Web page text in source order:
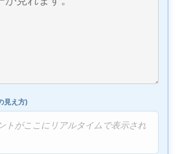
見え方)
トがここにリアルタイムで表示され